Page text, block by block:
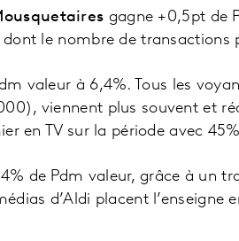
gagne +0,5pt de
le nombre de transactions
valeur à 6,4%. Tous les
viennent plus souvent et
en TV sur la période avec
de Pdm valeur, grâce à un
d’Aldi placent l’enseigne